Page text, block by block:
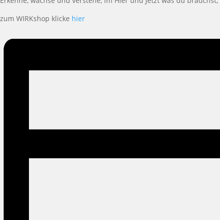
zum WIRKshop klicke hier